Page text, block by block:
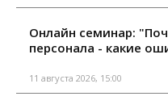
Онлайн семинар:
персонала - какие
11 августа 2026, 15:00